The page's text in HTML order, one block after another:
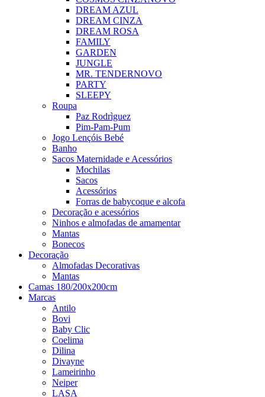
DREAM AZUL
DREAM CINZA
DREAM ROSA
FAMILY
GARDEN
JUNGLE
MR. TENDERNOVO
PARTY
SLEEPY
Roupa
Paz Rodrìguez
Pim-Pam-Pum
Jogo Lençóis Bebé
Banho
Sacos Maternidade e Acessórios
Mochilas
Sacos
Acessórios
Forras de babycoque e alcofa
Decoração e acessórios
Ninhos e almofadas de amamentar
Mantas
Bonecos
Decoração
Almofadas Decorativas
Mantas
Camas 180/200x200cm
Marcas
Antilo
Bovi
Baby Clic
Coelima
Dilina
Divayne
Lameirinho
Neiper
LASA